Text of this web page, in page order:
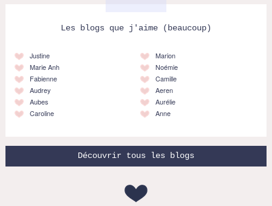
Les blogs que j'aime (beaucoup)
Justine
Marie Anh
Fabienne
Audrey
Aubes
Caroline
Marion
Noémie
Camille
Aeren
Aurélie
Anne
Découvrir tous les blogs